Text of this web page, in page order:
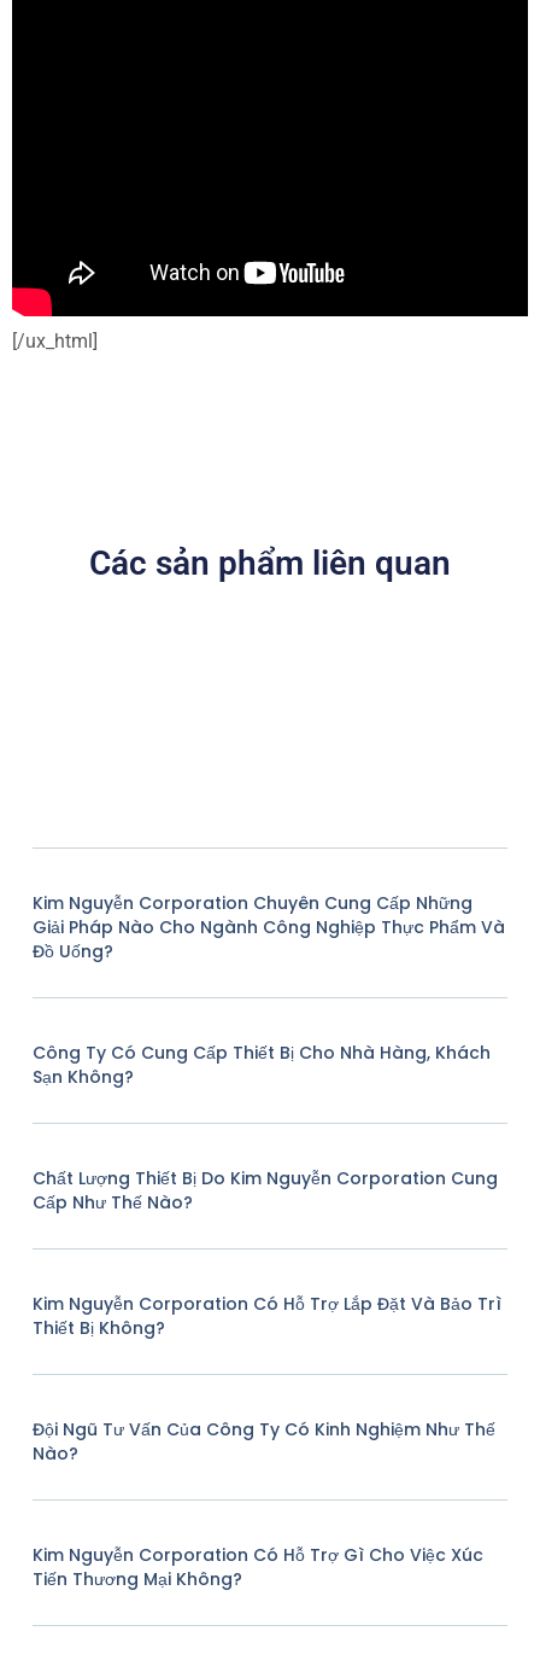
[/ux_html]
Các sản phẩm liên quan
Kim Nguyễn Corporation Chuyên Cung Cấp Những
Giải Pháp Nào Cho Ngành Công Nghiệp Thực Phẩm Và
Đồ Uống?
Công Ty Có Cung Cấp Thiết Bị Cho Nhà Hàng, Khách
Sạn Không?
Chất Lượng Thiết Bị Do Kim Nguyễn Corporation Cung
Cấp Như Thế Nào?
Kim Nguyễn Corporation Có Hỗ Trợ Lắp Đặt Và Bảo Trì
Thiết Bị Không?
Đội Ngũ Tư Vấn Của Công Ty Có Kinh Nghiệm Như Thế
Nào?
Kim Nguyễn Corporation Có Hỗ Trợ Gì Cho Việc Xúc
Tiến Thương Mại Không?